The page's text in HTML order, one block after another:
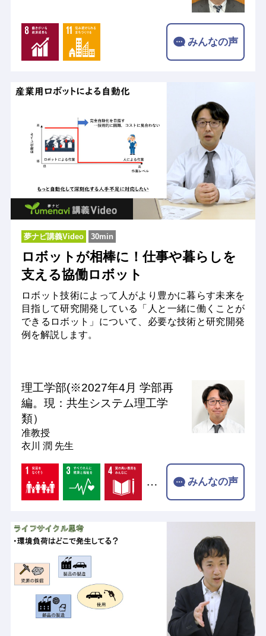
みんなの声
夢ナビ講義Video 30min
ロボットが相棒に！仕事や暮らしを
支える協働ロボット
ロボット技術によって人がより豊かに暮らす未来を
目指して研究開発している「人と一緒に働くことが
できるロボット」について、必要な技術と研究開発
例を解説します。
理工学部(※2027年4月 学部再
編。現：共生システム理工学
類）
准教授
衣川 潤 先生
… みんなの声